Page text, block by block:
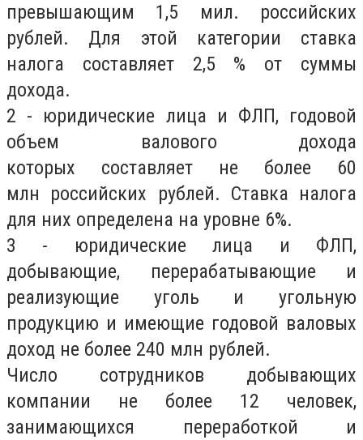
превышающим 1,5 мил. российских
рублей. Для этой категории ставка
налога составляет 2,5 % от суммы
дохода.
2 - юридические лица и ФЛП, годовой
объем валового дохода
которых составляет не более 60
млн российских рублей. Ставка налога
для них определена на уровне 6%.
3 - юридические лица и ФЛП,
добывающие, перерабатывающие и
реализующие уголь и угольную
продукцию и имеющие годовой валовых
доход не более 240 млн рублей.
Число сотрудников добывающих
компании не более 12 человек,
занимающихся переработкой и